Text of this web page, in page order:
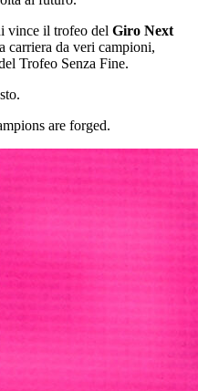
vince il trofeo del Giro Next
carriera da veri campioni,
Trofeo Senza Fine.
are forged.